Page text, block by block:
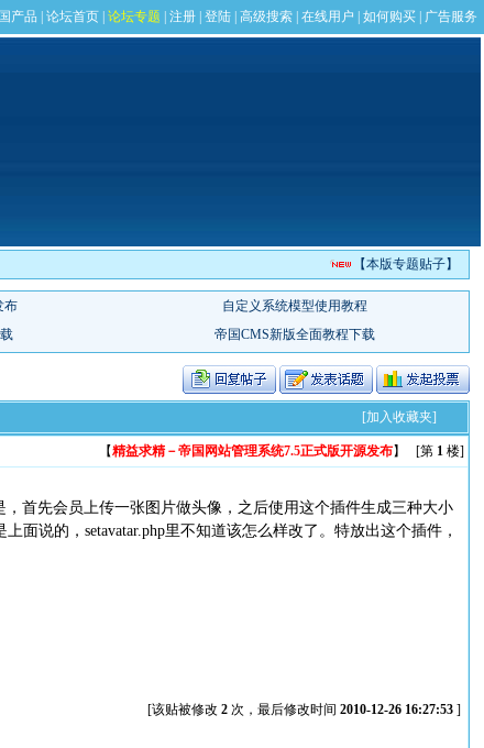
【本版专题贴子】
[加入收藏夹]
【精益求精－帝国网站管理系统7.5正式版开源发布】 [第 1楼]
首先会员上传一张图片做头像，之后使用这个插件生成三种大小
说的，setavatar.php里不知道该怎么样改了。特放出这个插件，
[该贴被修改 2次，最后修改时间 2010-12-26 16:27:53]